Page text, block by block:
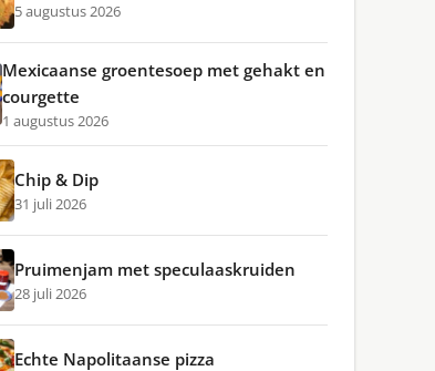
5 augustus 2026
Mexicaanse groentesoep met gehakt en
courgette
1 augustus 2026
Chip & Dip
31 juli 2026
Pruimenjam met speculaaskruiden
28 juli 2026
Echte Napolitaanse pizza